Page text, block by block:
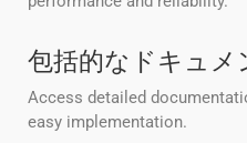
包括的なドキュメ
Access detailed
easy implementation.